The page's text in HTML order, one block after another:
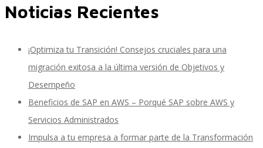
Control de Calidad y Pruebas de Software
Servicios de Consultoría en Entrenamiento y
Cambio
Noticias Recientes
¡Optimiza tu Transición! Consejos cruciales para una
migración exitosa a la última versión de Objetivos y
Desempeño
Beneficios de SAP en AWS – Porqué SAP sobre AWS y
Servicios Administrados
Impulsa a tu empresa a formar parte de la Transformación